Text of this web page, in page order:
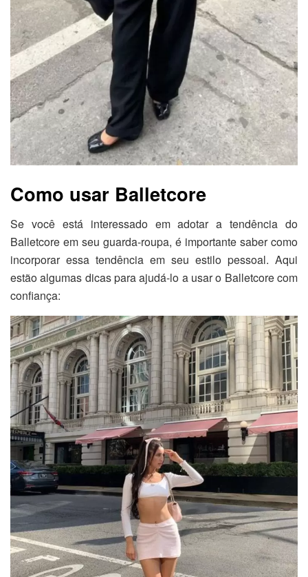
Como usar Balletcore
Se você está interessado em adotar a tendência do
Balletcore em seu guarda-roupa, é importante saber como
incorporar essa tendência em seu estilo pessoal. Aqui
estão algumas dicas para ajudá-lo a usar o Balletcore com
confiança: